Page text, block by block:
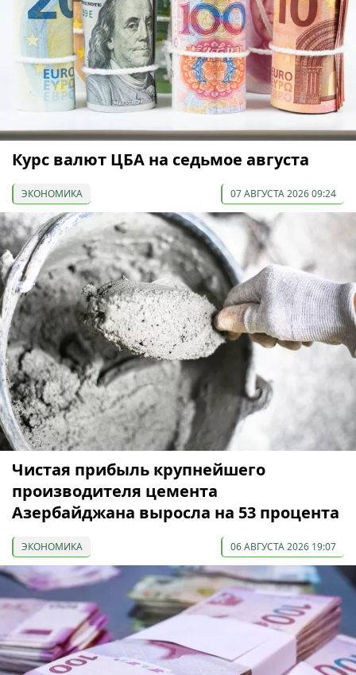
Курс валют ЦБА на седьмое августа
ЭКОНОМИКА 07 АВГУСТА 2026 09:24
Чистая прибыль крупнейшего
производителя цемента
Азербайджана выросла на 53 процента
ЭКОНОМИКА 06 АВГУСТА 2026 19:07